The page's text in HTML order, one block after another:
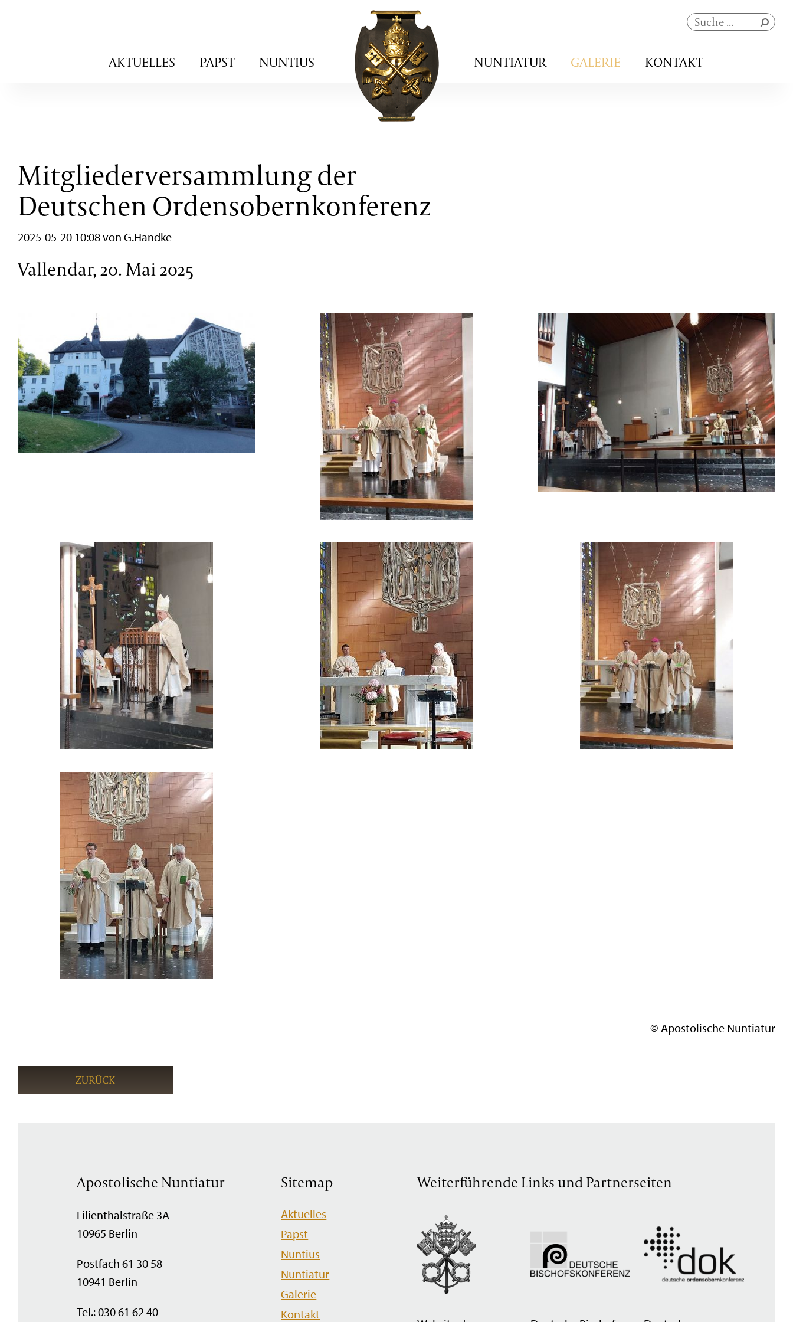
Navigation
überspringen
AKTUELLES PAPST NUNTIUS
Navigation
überspringen
NUNTIATUR GALERIE KONTAKT
Mitgliederversammlung der
Deutschen Ordensobernkonferenz
2025-05-20 10:08von G.Handke
Vallendar, 20. Mai 2025
© Apostolische Nuntiatur
ZURÜCK
Apostolische Nuntiatur
Lilienthalstraße 3A
10965 Berlin
Postfach 61 30 58
10941 Berlin
Tel.: 030 61 62 40
Sitemap
Navigation
überspringen
Aktuelles
Papst
Nuntius
Nuntiatur
Galerie
Kontakt
Weiterführende Links und Partnerseiten